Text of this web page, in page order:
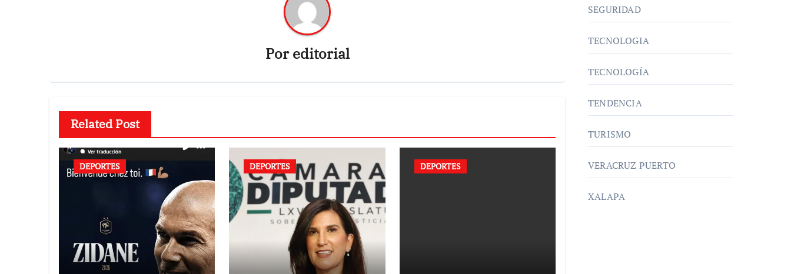
Poreditorial
Related Post
DEPORTES DEPORTES DEPORTES
SEGURIDAD
TECNOLOGIA
TECNOLOGÍA
TENDENCIA
TURISMO
VERACRUZ PUERTO
XALAPA